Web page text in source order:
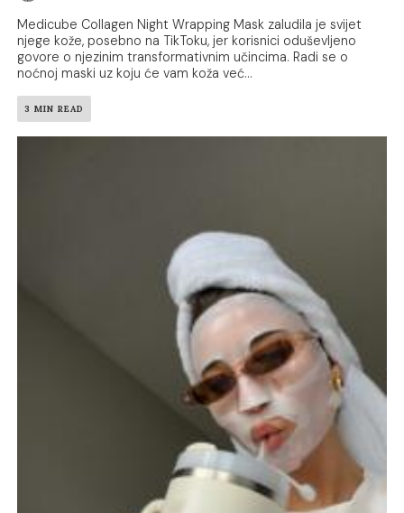
Medicube Collagen Night Wrapping Mask zaludila je svijet
njege kože, posebno na TikToku, jer korisnici oduševljeno
govore o njezinim transformativnim učincima. Radi se o
noćnoj maski uz koju će vam koža već...
3 MIN READ